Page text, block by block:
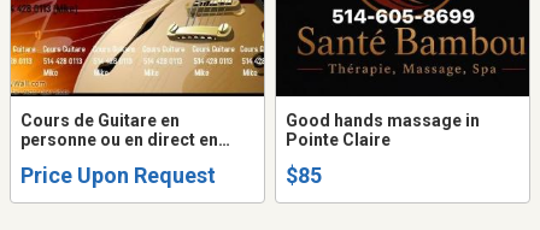
Cours de Guitare en
personne ou en direct en
Price Upon Request
Good hands massage in
Pointe Claire
$85